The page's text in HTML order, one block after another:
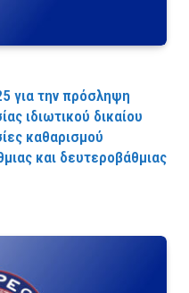
για την πρόσληψη
ιδιωτικού δικαίου
καθαρισμού
και δευτεροβάθμιας